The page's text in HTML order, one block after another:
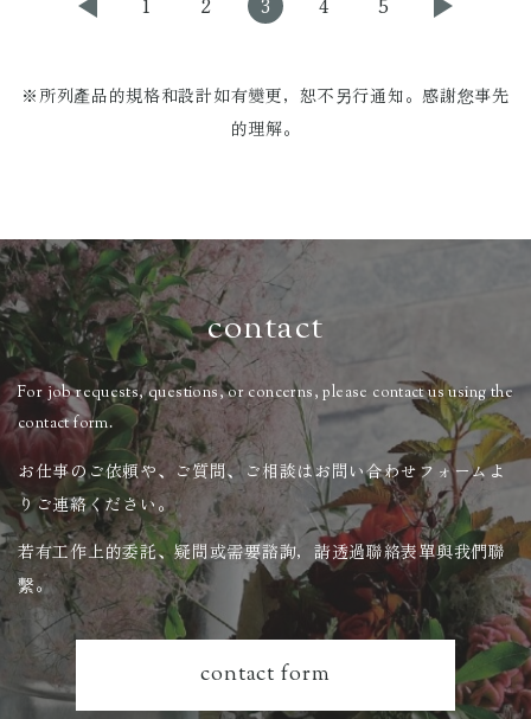
1 2 3 4 5
※所列產品的規格和設計如有變更，恕不另行通知。感謝您事先
的理解。
contact
For job requests, questions, or concerns, please contact us using the
contact form.
お仕事のご依頼や、ご質問、ご相談はお問い合わせフォームよ
りご連絡ください。
若有工作上的委託、疑問或需要諮詢，請透過聯絡表單與我們聯
繫。
contact form